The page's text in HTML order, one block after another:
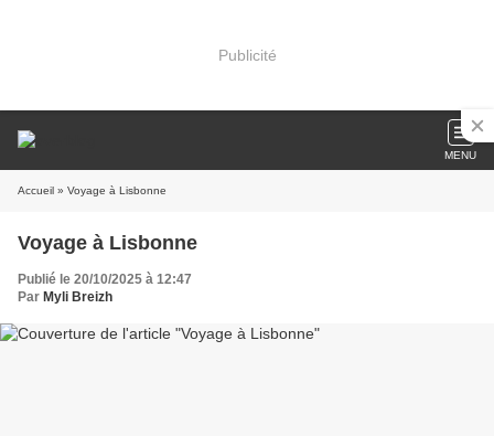
Publicité
MENU
Accueil » Voyage à Lisbonne
Voyage à Lisbonne
Publié le 20/10/2025 à 12:47
Par Myli Breizh